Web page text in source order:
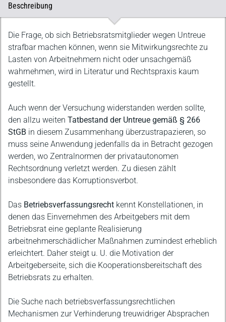
Beschreibung
Beschreibung
Die Frage, ob sich Betriebsratsmitglieder wegen Untreue
strafbar machen können, wenn sie Mitwirkungsrechte zu
Lasten von Arbeitnehmern nicht oder unsachgemäß
wahrnehmen, wird in Literatur und Rechtspraxis kaum
gestellt.
Auch wenn der Versuchung widerstanden werden sollte,
den allzu weiten Tatbestand der Untreue gemäß § 266
StGB in diesem Zusammenhang überzustrapazieren, so
muss seine Anwendung jedenfalls da in Betracht gezogen
werden, wo Zentralnormen der privatautonomen
Rechtsordnung verletzt werden. Zu diesen zählt
insbesondere das Korruptionsverbot.
Das Betriebsverfassungsrecht kennt Konstellationen, in
denen das Einvernehmen des Arbeitgebers mit dem
Betriebsrat eine geplante Realisierung
arbeitnehmerschädlicher Maßnahmen zumindest erheblich
erleichtert. Daher steigt u. U. die Motivation der
Arbeitgeberseite, sich die Kooperationsbereitschaft des
Betriebsrats zu erhalten.
Die Suche nach betriebsverfassungsrechtlichen
Mechanismen zur Verhinderung treuwidriger Absprachen